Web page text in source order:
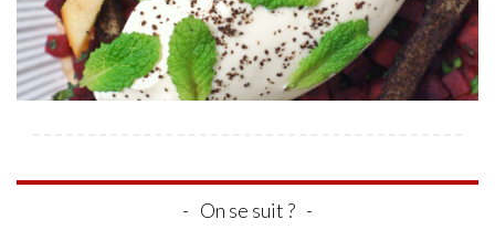
On se suit ?